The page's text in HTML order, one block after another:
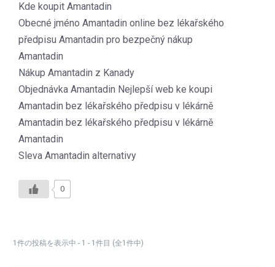
Kde koupit Amantadin
Obecné jméno Amantadin online bez lékařského
předpisu Amantadin pro bezpečný nákup
Amantadin
Nákup Amantadin z Kanady
Objednávka Amantadin Nejlepší web ke koupi
Amantadin bez lékařského předpisu v lékárně
Amantadin bez lékařského předpisu v lékárně
Amantadin
Sleva Amantadin alternativy
0
1件の投稿を表示中 - 1 - 1件目 (全1件中)